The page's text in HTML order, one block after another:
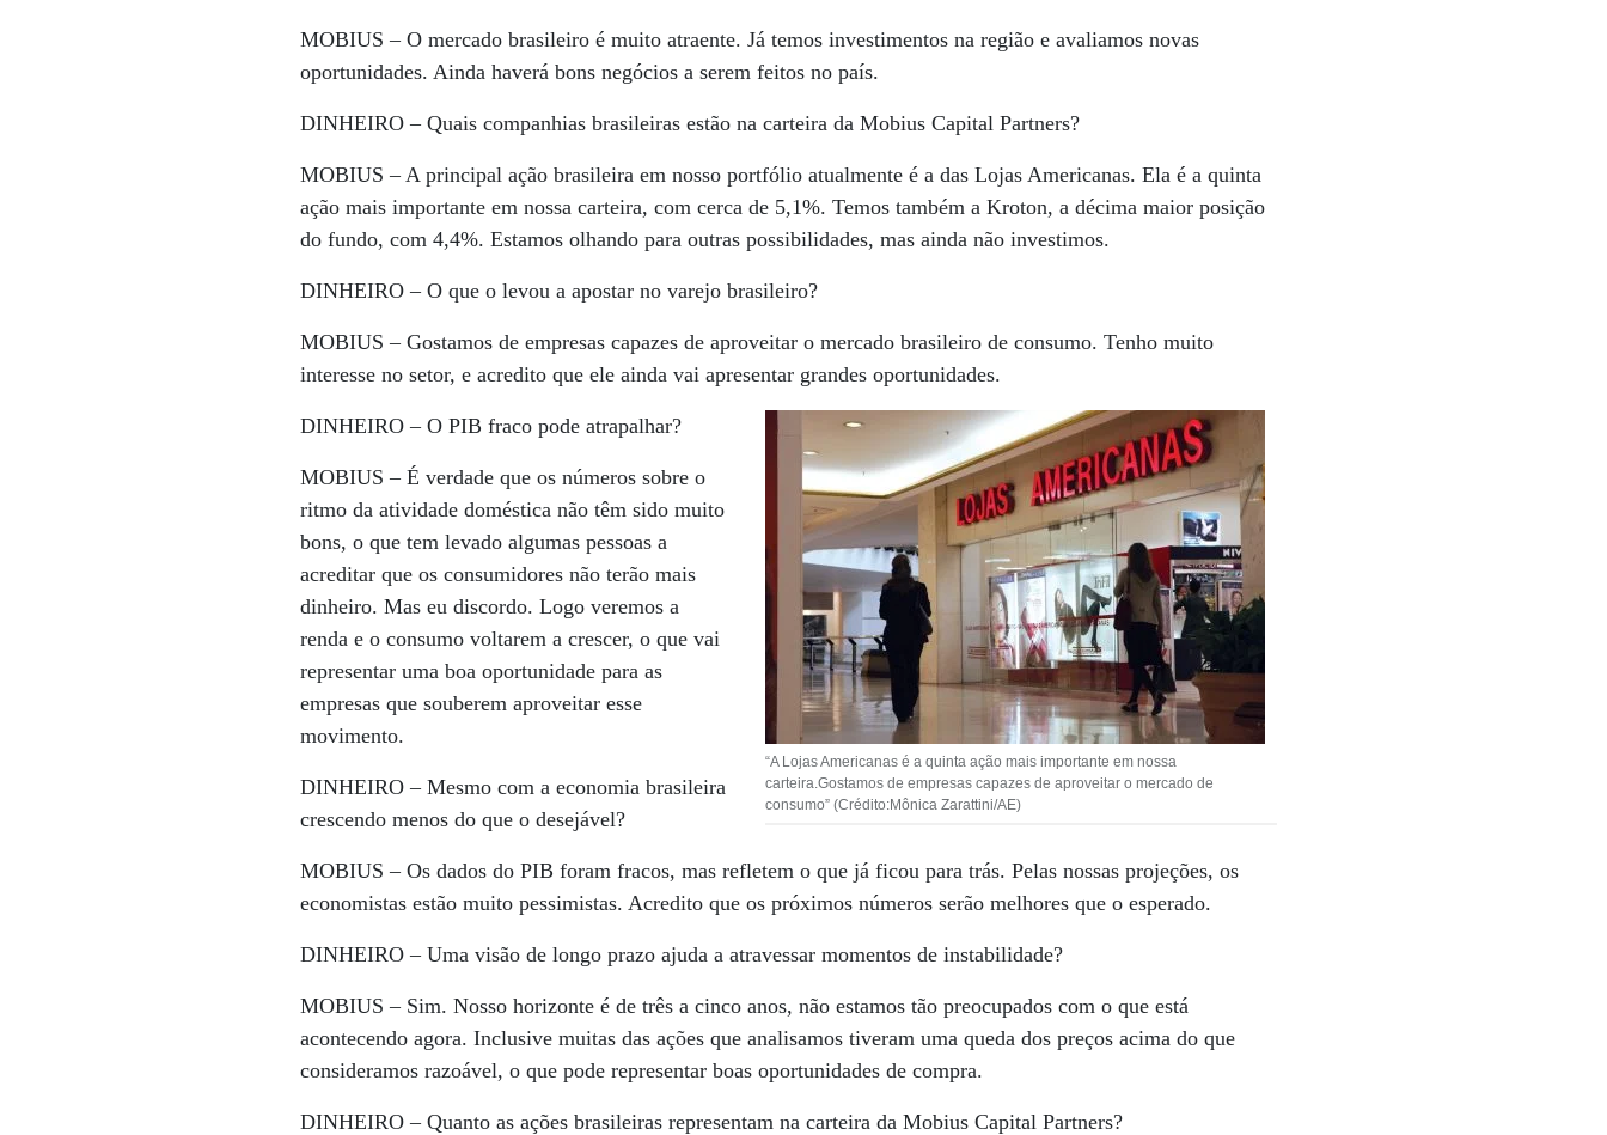
MOBIUS –O mercado brasileiro é muito atraente. Já temos investimentos na região e avaliamos novas
oportunidades. Ainda haverá bons negócios a serem feitos no país.
DINHEIRO –Quais companhias brasileiras estão na carteira da Mobius Capital Partners?
MOBIUS –A principal ação brasileira em nosso portfólio atualmente é a das Lojas Americanas. Ela é a quinta
ação mais importante em nossa carteira, com cerca de 5,1%. Temos também a Kroton, a décima maior posição
do fundo, com 4,4%. Estamos olhando para outras possibilidades, mas ainda não investimos.
DINHEIRO –O que o levou a apostar no varejo brasileiro?
MOBIUS –Gostamos de empresas capazes de aproveitar o mercado brasileiro de consumo. Tenho muito
interesse no setor, e acredito que ele ainda vai apresentar grandes oportunidades.
“A Lojas Americanas é a quinta ação mais importante em nossa
carteira.Gostamos de empresas capazes de aproveitar o mercado de
consumo” (Crédito:Mônica Zarattini/AE)
DINHEIRO –O PIB fraco pode atrapalhar?
MOBIUS –É verdade que os números sobre o
ritmo da atividade doméstica não têm sido muito
bons, o que tem levado algumas pessoas a
acreditar que os consumidores não terão mais
dinheiro. Mas eu discordo. Logo veremos a
renda e o consumo voltarem a crescer, o que vai
representar uma boa oportunidade para as
empresas que souberem aproveitar esse
movimento.
DINHEIRO –Mesmo com a economia brasileira
crescendo menos do que o desejável?
MOBIUS –Os dados do PIB foram fracos, mas refletem o que já ficou para trás. Pelas nossas projeções, os
economistas estão muito pessimistas. Acredito que os próximos números serão melhores que o esperado.
DINHEIRO –Uma visão de longo prazo ajuda a atravessar momentos de instabilidade?
MOBIUS –Sim. Nosso horizonte é de três a cinco anos, não estamos tão preocupados com o que está
acontecendo agora. Inclusive muitas das ações que analisamos tiveram uma queda dos preços acima do que
consideramos razoável, o que pode representar boas oportunidades de compra.
DINHEIRO –Quanto as ações brasileiras representam na carteira da Mobius Capital Partners?